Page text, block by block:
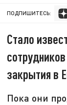
ПОДПИШИТЕСЬ:
Стало
закрытия в
Пока они